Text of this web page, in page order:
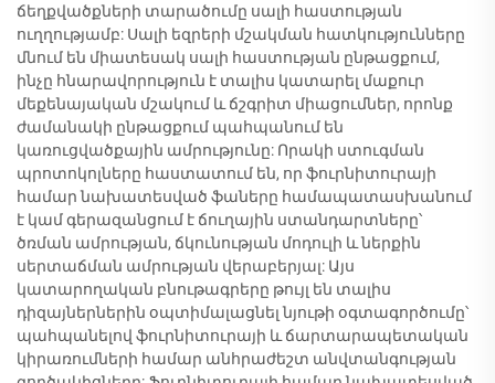
ճեղքվածքների տարածումը սալի հաստության
ուղղությամբ: Սալի եզրերի մշակման հատկությունները
մնում են միատեսակ սալի հաստության ընթացքում,
ինչը հնարավորություն է տալիս կատարել մաքուր
մեքենայական մշակում և ճշգրիտ միացումներ, որոնք
ժամանակի ընթացքում պահպանում են
կառուցվածքային ամրությունը: Որակի ստուգման
պրոտոկոլները հաստատում են, որ ֆուրնիտուրայի
համար նախատեսված ֆաները համապատասխանում
է կամ գերազանցում է ճուղային ստանդարտները՝
ծռման ամրության, ճկունության մոդուլի և ներքին
սերտաճման ամրության վերաբերյալ: Այս
կատարողական բնութագրերը թույլ են տալիս
դիզայներներին օպտիմալացնել նյութի օգտագործումը՝
պահպանելով ֆուրնիտուրայի և ճարտարապետական
կիրառումների համար անհրաժեշտ անվտանգության